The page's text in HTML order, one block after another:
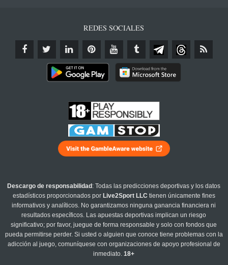
REDES SOCIALES
Descargo de responsabilidad : Todas las predicciones deportivas y los datos
estadísticos proporcionados por Live2Sport LLC tienen únicamente fines
informativos y analíticos. No garantizamos ninguna ganancia financiera ni
resultados específicos. Las apuestas deportivas implican un riesgo
significativo; por favor, juegue de forma responsable y solo con fondos que
pueda permitirse perder. Si usted o alguien que conoce tiene problemas con la
adicción al juego, comuníquese con organizaciones de apoyo profesional de
inmediato.18+